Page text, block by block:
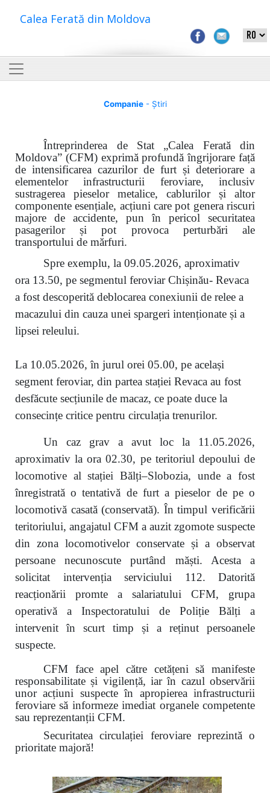
Calea Ferată din Moldova
Companie- Știri
Întreprinderea de Stat „Calea Ferată din
Moldova” (CFM) exprimă profundă îngrijorare față
de intensificarea cazurilor de furt și deteriorare a
elementelor infrastructurii feroviare, inclusiv
sustragerea pieselor metalice, cablurilor și altor
componente esențiale, acțiuni care pot genera riscuri
majore de accidente, pun în pericol securitatea
pasagerilor și pot provoca perturbări ale
transportului de mărfuri.
Spre exemplu, la 09.05.2026, aproximativ
ora 13.50, pe segmentul feroviar Chișinău- Revaca
a fost descoperită deblocarea conexiunii de relee a
macazului din cauza unei spargeri intenționate și a
lipsei releului.
La 10.05.2026, în jurul orei 05.00, pe același
segment feroviar, din partea stației Revaca au fost
desfăcute secțiunile de macaz, ce poate duce la
consecințe critice pentru circulația trenurilor.
Un caz grav a avut loc la 11.05.2026,
aproximativ la ora 02.30, pe teritoriul depoului de
locomotive al stației Bălți–Slobozia, unde a fost
înregistrată o tentativă de furt a pieselor de pe o
locomotivă casată (conservată). În timpul verificării
teritoriului, angajatul CFM a auzit zgomote suspecte
din zona locomotivelor conservate și a observat
persoane necunoscute purtând măști. Acesta a
solicitat intervenția serviciului 112. Datorită
reacționării promte a salariatului CFM, grupa
operativă a Inspectoratului de Poliție Bălți a
intervenit în scurt timp și a reținut persoanele
suspecte.
CFM face apel către cetățeni să manifeste
responsabilitate și vigilență, iar în cazul observării
unor acțiuni suspecte în apropierea infrastructurii
feroviare să informeze imediat organele competente
sau reprezentanții CFM.
Securitatea circulației feroviare reprezintă o
prioritate majoră!